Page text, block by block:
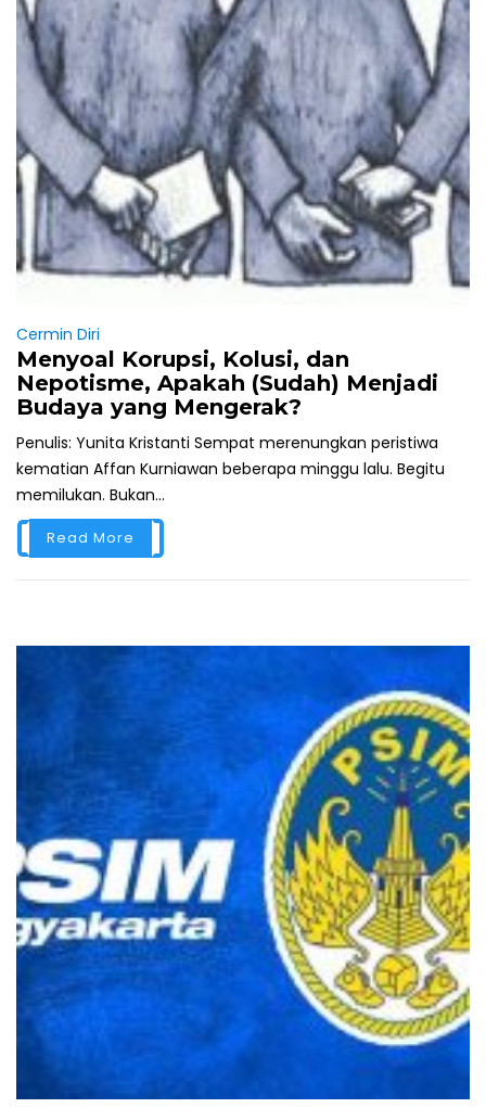
Cermin Diri
Menyoal Korupsi, Kolusi, dan
Nepotisme, Apakah (Sudah) Menjadi
Budaya yang Mengerak?
Penulis: Yunita Kristanti Sempat merenungkan peristiwa
kematian Affan Kurniawan beberapa minggu lalu. Begitu
memilukan. Bukan...
Read More